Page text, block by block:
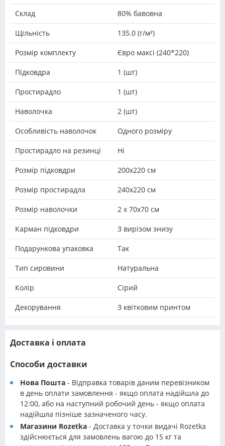
Склад 80% бавовна
Щільність 135.0 (г/м²)
Розмір комплекту Євро максі (240*220)
Підковдра 1 (шт)
Простирадло 1 (шт)
Наволочка 2 (шт)
Особливість наволочок Одного розміру
Простирадло на резинці Ні
Розмір підковдри 200х220 см
Розмір простирадла 240х220 см
Розмір наволочки 2 х 70х70 см
Карман підковдри З вирізом знизу
Подарункова упаковка Так
Тип сировини Натуральна
Колір Сірий
Декорування З квітковим принтом
Доставка і оплата
Способи доставки
Нова Пошта - Відправка товарів даним перевізником
в день оплати замовлення - якщо оплата надійшла до
12:00, або на наступний робочий день - якщо оплата
надійшла пізніше зазначеного часу.
Магазини Rozetka - Доставка у точки видачі Rozetka
здійснюється для замовлень вагою до 15 кг та